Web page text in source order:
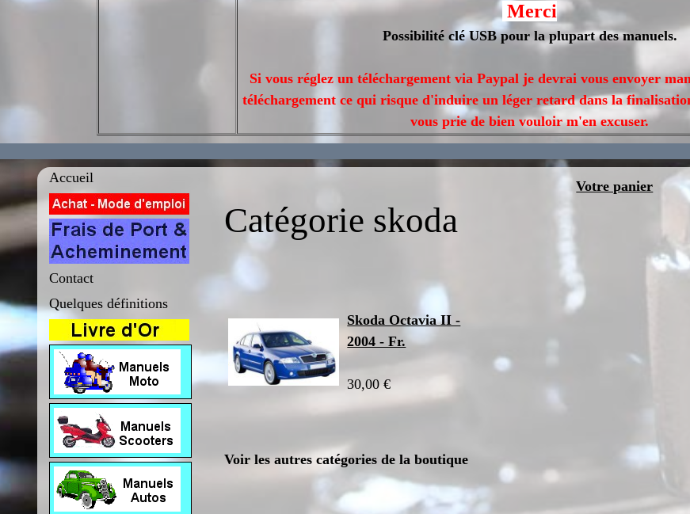
Merci
Possibilité clé USB pour la plupart des manuels.
Si vous réglez un téléchargement via Paypal je devrai vous envoyer
téléchargement ce qui risque d'induire un léger retard dans la
vous prie de bien vouloir m'en excuser.
Accueil
Contact
Quelques définitions
Votre panier
Catégorie skoda
Skoda Octavia II -
2004 - Fr.
30,00 €
Voir les autres catégories de la boutique